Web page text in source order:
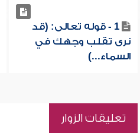
1 - قوله تعالى: (قد
نرى تقلب وجهك في
السماء...)
تعليقات الزوار